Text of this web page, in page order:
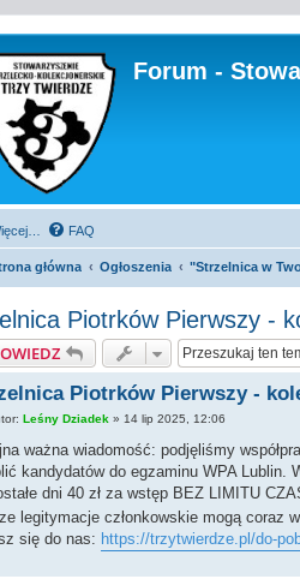
Forum -
FAQ
główna Ogłoszenia "Strzelnica w
Piotrków Pierwszy -
Piotrków Pierwszy -
Leśny Dziadek» 14 lip 2025, 12:06
ważna wiadomość: podjęliśmy
kandydatów do egzaminu WPA Lublin.
dni 40 zł za wstęp BEZ LIMITU
legitymacje członkowskie mogą coraz
się do nas: https://trzytwierdze.pl/do-